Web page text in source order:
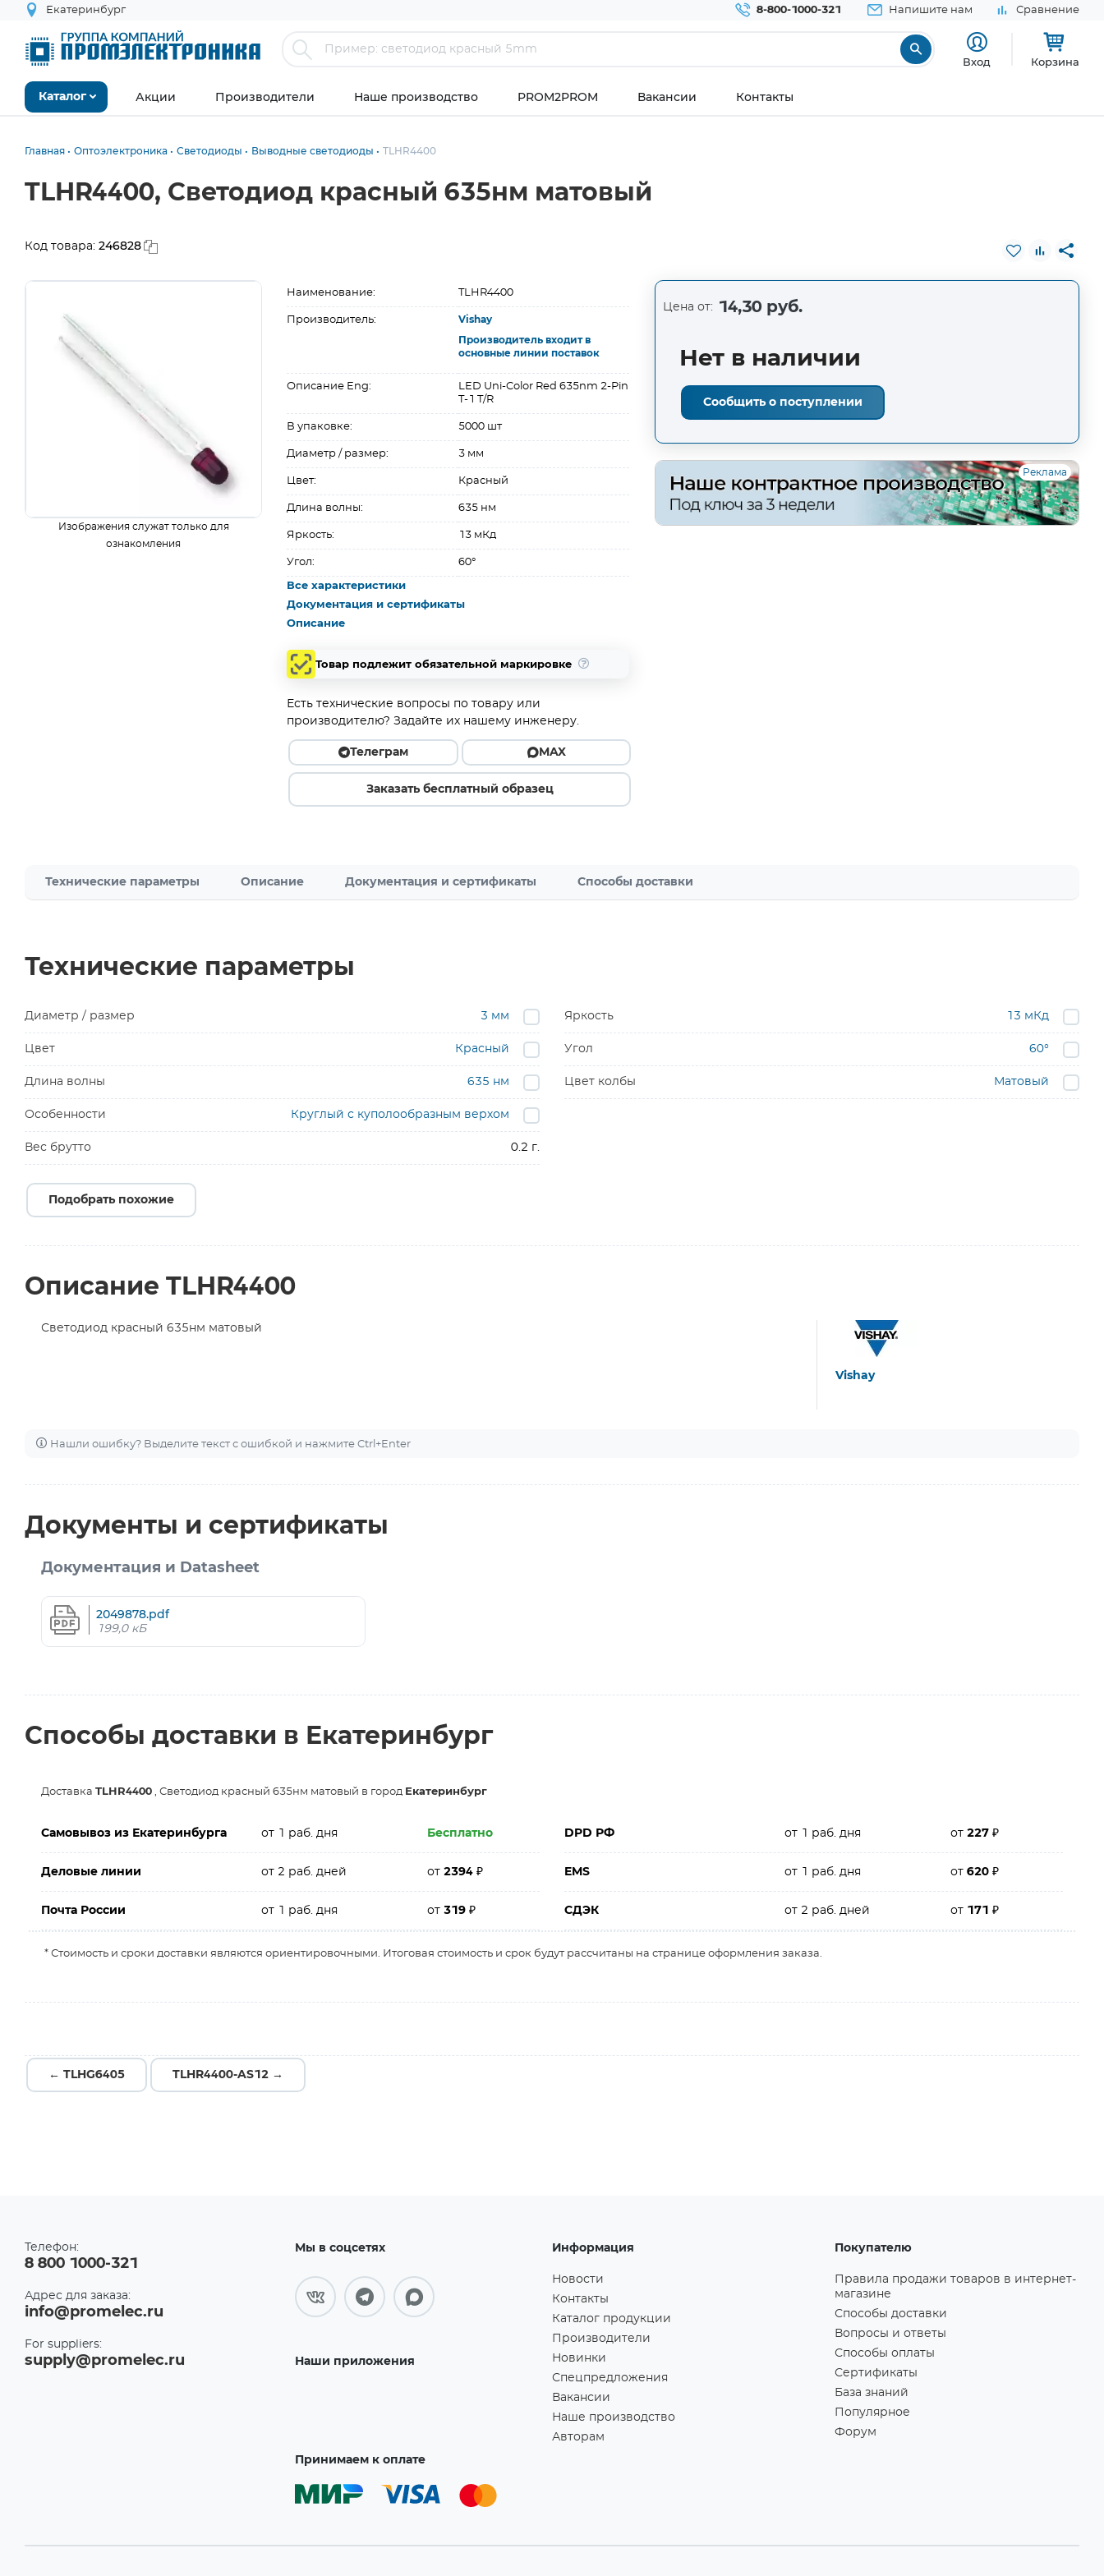
Екатеринбург 8-800-1000-321 Напишите нам Сравнение
Вход Корзина
Каталог Акции Производители Наше производство PROM2PROM Вакансии Контакты
Главная Оптоэлектроника Светодиоды Выводные светодиоды TLHR4400
TLHR4400, Светодиод красный 635нм матовый
Код товара: 246828
Изображения служат только для
ознакомления
Наименование: TLHR4400
Производитель: Vishay
Производитель входит в
основные линии поставок
Описание Eng:
LED Uni-Color Red 635nm 2-Pin
T-1 T/R
В упаковке: 5000 шт
Диаметр / размер: 3 мм
Цвет: Красный
Длина волны: 635 нм
Яркость: 13 мКд
Угол: 60°
Все характеристики
Документация и сертификаты
Описание
Товар подлежит обязательной маркировке
Есть технические вопросы по товару или
производителю? Задайте их нашему инженеру.
Телеграм MAX
Заказать бесплатный образец
Цена от: 14,30 руб.
Нет в наличии
Сообщить о поступлении
Реклама
Технические параметры Описание Документация и сертификаты Способы доставки
Технические параметры
Диаметр / размер 3 мм
Цвет Красный
Длина волны 635 нм
Яркость 13 мКд
Угол 60°
Цвет колбы Матовый
Особенности Круглый с куполообразным верхом
Вес брутто 0.2 г.
Подобрать похожие
Описание TLHR4400
Светодиод красный 635нм матовый
Vishay
Нашли ошибку? Выделите текст с ошибкой и нажмите Ctrl+Enter
Документы и сертификаты
Документация и Datasheet
2049878.pdf
199,0 кБ
Способы доставки в Екатеринбург
Доставка TLHR4400 , Светодиод красный 635нм матовый в город Екатеринбург
Самовывоз из Екатеринбурга от 1 раб. дня Бесплатно DPD РФ от 1 раб. дня от227₽
Деловые линии от 2 раб. дней от2394₽ EMS от 1 раб. дня от620₽
Почта России от 1 раб. дня от319₽ СДЭК от 2 раб. дней от 171₽
* Стоимость и сроки доставки являются ориентировочными. Итоговая стоимость и срок будут рассчитаны на странице оформления заказа.
← TLHG6405 TLHR4400-AS12 →
Телефон:
8 800 1000-321
Адрес для заказа:
info@promelec.ru
For suppliers:
supply@promelec.ru
Мы в соцсетях
Наши приложения
Принимаем к оплате
Информация
Новости
Контакты
Каталог продукции
Производители
Новинки
Спецпредложения
Вакансии
Наше производство
Авторам
Покупателю
Правила продажи товаров в интернет-
магазине
Способы доставки
Вопросы и ответы
Способы оплаты
Сертификаты
База знаний
Популярное
Форум